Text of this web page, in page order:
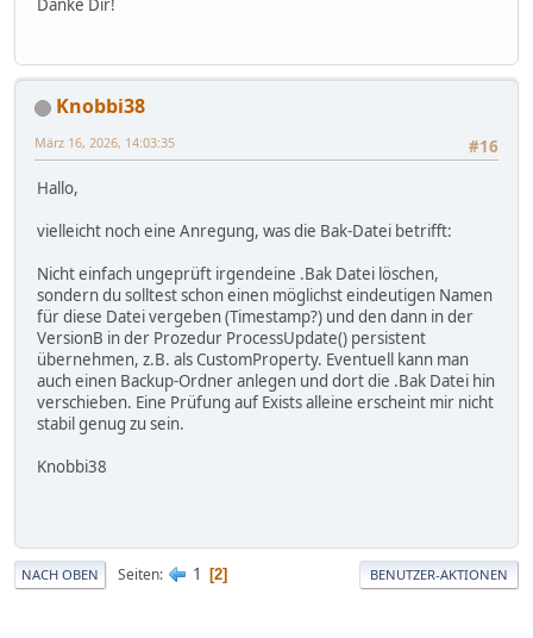
Danke Dir!
Knobbi38
#16
März 16, 2026, 14:03:35
Hallo,
vielleicht noch eine Anregung, was die Bak-Datei betrifft:
Nicht einfach ungeprüft irgendeine .Bak Datei löschen,
sondern du solltest schon einen möglichst eindeutigen Namen
für diese Datei vergeben (Timestamp?) und den dann in der
VersionB in der Prozedur ProcessUpdate() persistent
übernehmen, z.B. als CustomProperty. Eventuell kann man
auch einen Backup-Ordner anlegen und dort die .Bak Datei hin
verschieben. Eine Prüfung auf Exists alleine erscheint mir nicht
stabil genug zu sein.
Knobbi38
NACH OBEN Seiten 1 2 BENUTZER-AKTIONEN